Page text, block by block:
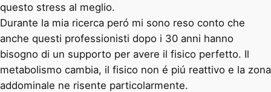
questo stress al meglio.
Durante la mia ricerca peró mi sono reso conto che
anche questi professionisti dopo i 30 anni hanno
bisogno di un supporto per avere il fisico perfetto. Il
metabolismo cambia, il fisico non é piú reattivo e la zona
addominale ne risente particolarmente.